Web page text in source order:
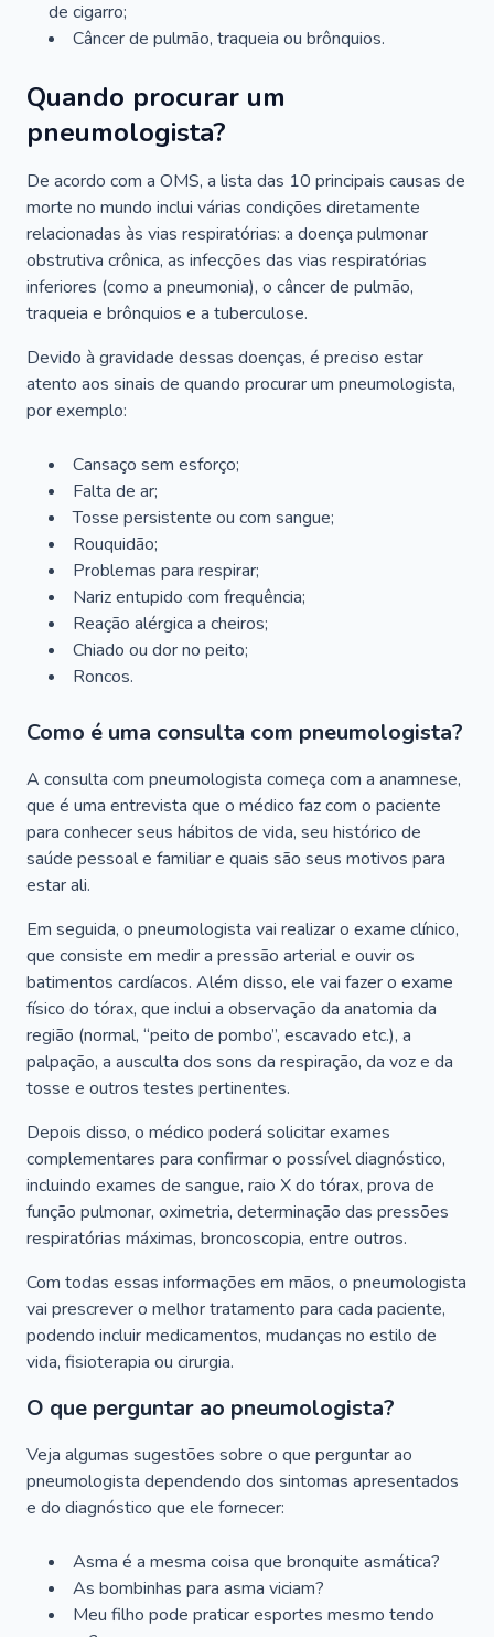
de cigarro;
Câncer de pulmão, traqueia ou brônquios.
Quando procurar um
pneumologista?
De acordo com a OMS, a lista das 10 principais causas de
morte no mundo inclui várias condições diretamente
relacionadas às vias respiratórias: a doença pulmonar
obstrutiva crônica, as infecções das vias respiratórias
inferiores (como a pneumonia), o câncer de pulmão,
traqueia e brônquios e a tuberculose.
Devido à gravidade dessas doenças, é preciso estar
atento aos sinais de quando procurar um pneumologista,
por exemplo:
Cansaço sem esforço;
Falta de ar;
Tosse persistente ou com sangue;
Rouquidão;
Problemas para respirar;
Nariz entupido com frequência;
Reação alérgica a cheiros;
Chiado ou dor no peito;
Roncos.
Como é uma consulta com pneumologista?
A consulta com pneumologista começa com a anamnese,
que é uma entrevista que o médico faz com o paciente
para conhecer seus hábitos de vida, seu histórico de
saúde pessoal e familiar e quais são seus motivos para
estar ali.
Em seguida, o pneumologista vai realizar o exame clínico,
que consiste em medir a pressão arterial e ouvir os
batimentos cardíacos. Além disso, ele vai fazer o exame
físico do tórax, que inclui a observação da anatomia da
região (normal, “peito de pombo”, escavado etc.), a
palpação, a ausculta dos sons da respiração, da voz e da
tosse e outros testes pertinentes.
Depois disso, o médico poderá solicitar exames
complementares para confirmar o possível diagnóstico,
incluindo exames de sangue, raio X do tórax, prova de
função pulmonar, oximetria, determinação das pressões
respiratórias máximas, broncoscopia, entre outros.
Com todas essas informações em mãos, o pneumologista
vai prescrever o melhor tratamento para cada paciente,
podendo incluir medicamentos, mudanças no estilo de
vida, fisioterapia ou cirurgia.
O que perguntar ao pneumologista?
Veja algumas sugestões sobre o que perguntar ao
pneumologista dependendo dos sintomas apresentados
e do diagnóstico que ele fornecer:
Asma é a mesma coisa que bronquite asmática?
As bombinhas para asma viciam?
Meu filho pode praticar esportes mesmo tendo